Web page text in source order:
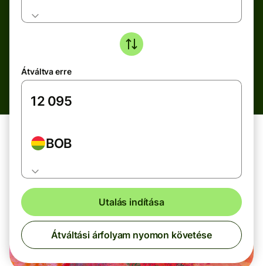
Átváltva erre
BOB
Utalás indítása
Átváltási árfolyam nyomon követése